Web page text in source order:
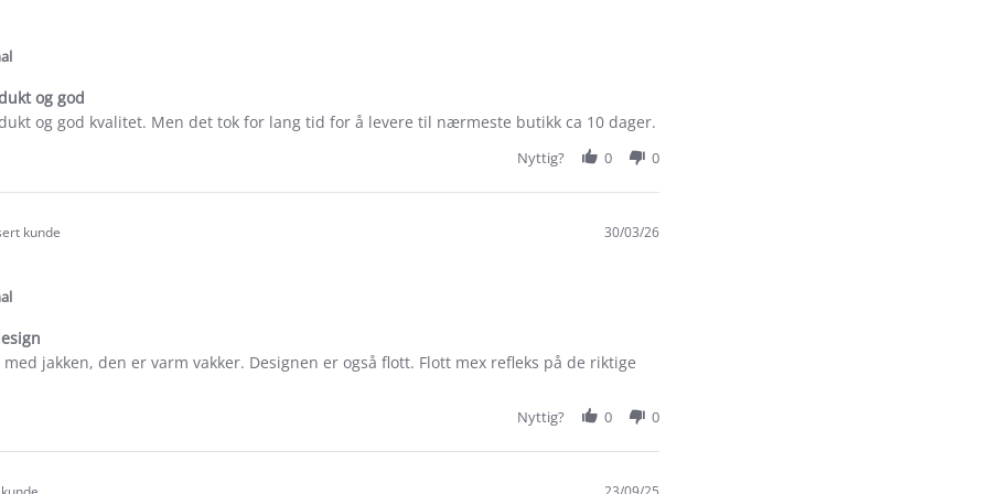
og god
og god kvalitet. Men det tok for lang tid for å levere til nærmeste butikk ca 10 dager.
Nyttig? 0 0
kunde 30/03/26
jakken, den er varm vakker. Designen er også flott. Flott mex refleks på de riktige
Nyttig? 0 0